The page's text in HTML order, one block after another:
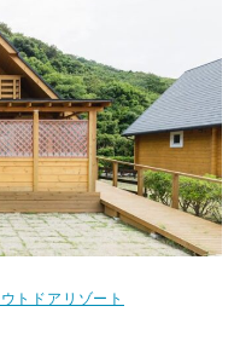
トドアリゾート